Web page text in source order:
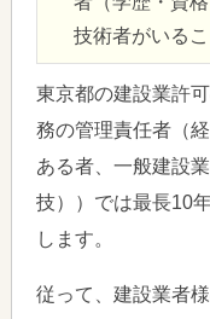
技術者がいるこ
東京都の建設業許
務の管理責任者（
ある者、一般建設
技））では最長10
します。
従って、建設業者